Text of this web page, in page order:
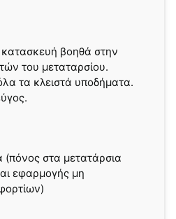
κατασκευή βοηθά στην
του μεταταρσίου.
τα κλειστά υποδήματα.
(πόνος στα μετατάρσια
εφαρμογής μη